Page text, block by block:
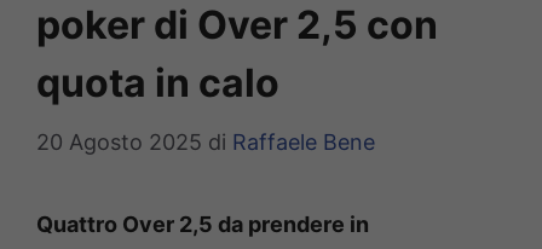
poker di Over 2,5 con
quota in calo
20 Agosto 2025 di Raffaele Bene
Quattro Over 2,5 da prendere in